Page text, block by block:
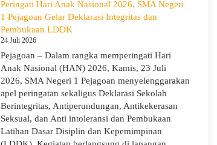
Depan
Cerah
Negeri
1
Tahun
Ajaran
2026/2027:
Berjalan
Khidmat
Peringati Hari Anak Nasional 2026, SMA Negeri
1 Pejagoan Gelar Deklarasi Integritas dan
Pembukaan LDDK
24 Juli 2026
Pejagoan – Dalam rangka memperingati Hari
Anak Nasional (HAN) 2026, Kamis, 23 Juli
2026, SMA Negeri 1 Pejagoan menyelenggarakan
apel peringatan sekaligus Deklarasi Sekolah
Berintegritas, Antiperundungan, Antikekerasan
Seksual, dan Anti intoleransi dan Pembukaan
Latihan Dasar Disiplin dan Kepemimpinan